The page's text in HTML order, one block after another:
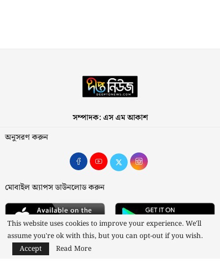
সম্পাদক: এস এম আকাশ
অনুসরণ করুন
মোবাইল অ্যাপস ডাউনলোড করুন
This website uses cookies to improve your experience. We'll
assume you're ok with this, but you can opt-out if you wish.
Accept
Read More